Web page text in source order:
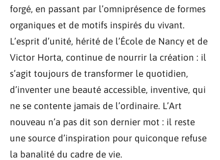
forgé, en passant par l’omniprésence de formes
organiques et de motifs inspirés du vivant.
L’esprit d’unité, hérité de l’École de Nancy et de
Victor Horta, continue de nourrir la création : il
s’agit toujours de transformer le quotidien,
d’inventer une beauté accessible, inventive, qui
ne se contente jamais de l’ordinaire. L’Art
nouveau n’a pas dit son dernier mot : il reste
une source d’inspiration pour quiconque refuse
la banalité du cadre de vie.